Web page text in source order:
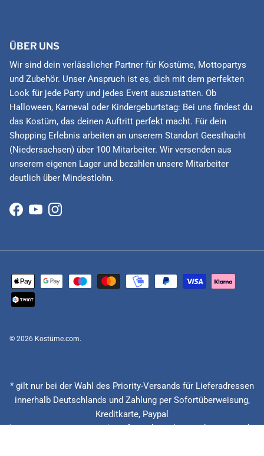
ÜBER UNS
Wir sind dein verlässlicher Partner für Kostüme, Mottopartys
und Zubehör. Unser Anspruch ist es, dich mit dem perfekten
Look für jede Party und jedes Event auszustatten. Ob
Halloween, Karneval oder Kindergeburtstag: Bei uns findest du
das Kostüm, das deinen Auftritt perfekt macht. Für dein
Shopping Erlebnis arbeiten an unserem Standort Geesthacht
(Niedersachsen) über 100 Mitarbeiter. Wir versenden aus
unserem eigenen Lager und bezahlen unsere Mitarbeiter
deutlich über Mindestlohn.
Facebook
YouTubeInstagram
© 2026 Kostüme.com.
* gilt nur bei der Wahl des Priority-Versands für Lieferadressen
innerhalb Deutschlands und Zahlung per Sofortüberweisung,
Kreditkarte, Paypal